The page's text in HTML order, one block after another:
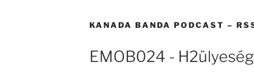
KANADA BANDA PODCAST –
EMOB024 -